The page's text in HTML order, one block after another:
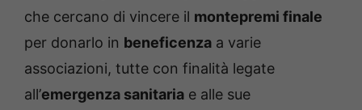
che cercano di vincere il montepremi finale
per donarlo in beneficenza a varie
associazioni, tutte con finalità legate
all’emergenza sanitaria e alle sue